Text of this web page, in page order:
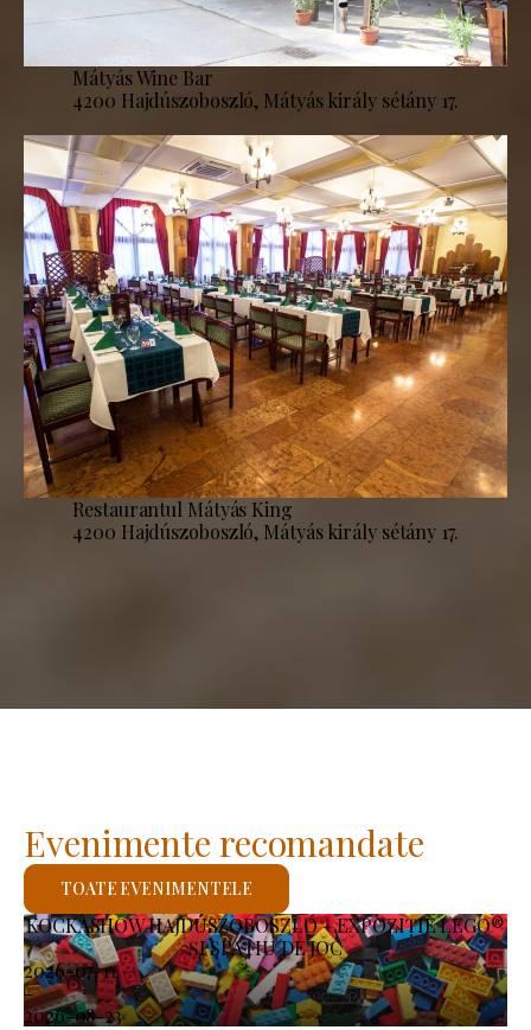
Mátyás Wine Bar
4200 Hajdúszoboszló, Mátyás király sétány 17.
Restaurantul Mátyás King
4200 Hajdúszoboszló, Mátyás király sétány 17.
KOCKASHOW HAJDÚSZOBOSZLÓ – EXPOZIȚIE LEGO®
ȘI SPAȚIU DE JOC
2026-07-11
-
2026-08-23
Evenimente recomandate
TOATE EVENIMENTELE